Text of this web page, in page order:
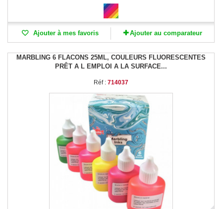
Ajouter à mes favoris Ajouter au comparateur
MARBLING 6 FLACONS 25ML, COULEURS FLUORESCENTES
PRÊT A L EMPLOI A LA SURFACE...
Réf : 714037